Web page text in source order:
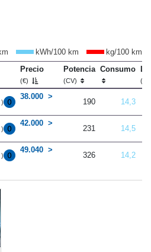
kWh/100 km
kg/100 km
Precio
(€)
Potencia
(CV)
Consumo
)
38.000
190 14,3
)
42.000
231 14,5
)
49.040
326 14,2